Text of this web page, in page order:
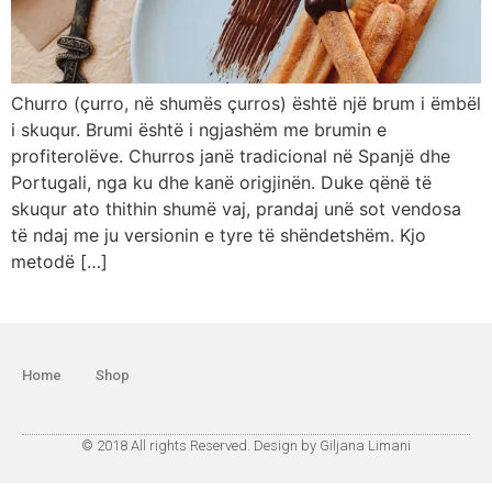
Churro (çurro, në shumës çurros) është një brum i ëmbël
i skuqur. Brumi është i ngjashëm me brumin e
profiterolëve. Churros janë tradicional në Spanjë dhe
Portugali, nga ku dhe kanë origjinën. Duke qënë të
skuqur ato thithin shumë vaj, prandaj unë sot vendosa
të ndaj me ju versionin e tyre të shëndetshëm. Kjo
metodë […]
Home Shop
© 2018 All rights Reserved. Design by Giljana Limani